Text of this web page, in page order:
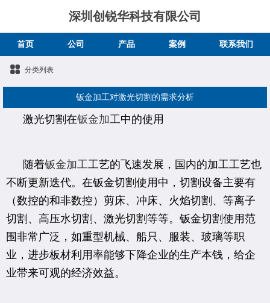
深圳创锐华科技有限公司
首页 公司 产品 案例 联系我们
分类列表
钣金加工对激光切割的需求分析
激光切割在钣金加工中的使用
随着钣金加工工艺的飞速发展，国内的加工工艺也
不断更新迭代。在钣金切割使用中，切割设备主要有
（数控的和非数控）剪床、冲床、火焰切割、等离子
切割、高压水切割、激光切割等等。钣金切割使用范
围非常广泛，如重型机械、船只、服装、玻璃等职
业，进步板材利用率能够下降企业的生产本钱，给企
业带来可观的经济效益。